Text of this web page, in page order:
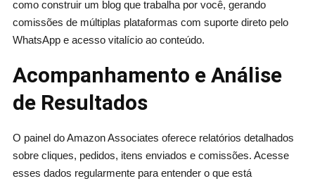
como construir um blog que trabalha por você, gerando
comissões de múltiplas plataformas com suporte direto pelo
WhatsApp e acesso vitalício ao conteúdo.
Acompanhamento e Análise
de Resultados
O painel do Amazon Associates oferece relatórios detalhados
sobre cliques, pedidos, itens enviados e comissões. Acesse
esses dados regularmente para entender o que está